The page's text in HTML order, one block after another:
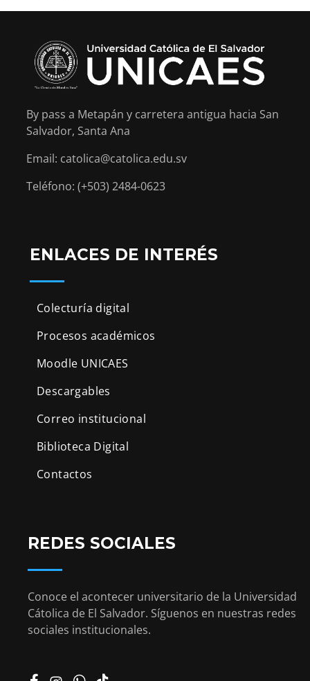
By pass a Metapán y carretera antigua hacia San
Salvador, Santa Ana
Email: catolica@catolica.edu.sv
Teléfono: (+503) 2484-0623
ENLACES DE INTERÉS
Colecturía digital
Procesos académicos
Moodle UNICAES
Descargables
Correo institucional
Biblioteca Digital
Contactos
REDES SOCIALES
Conoce el acontecer universitario de la Universidad
Cátolica de El Salvador. Síguenos en nuestras redes
sociales institucionales.